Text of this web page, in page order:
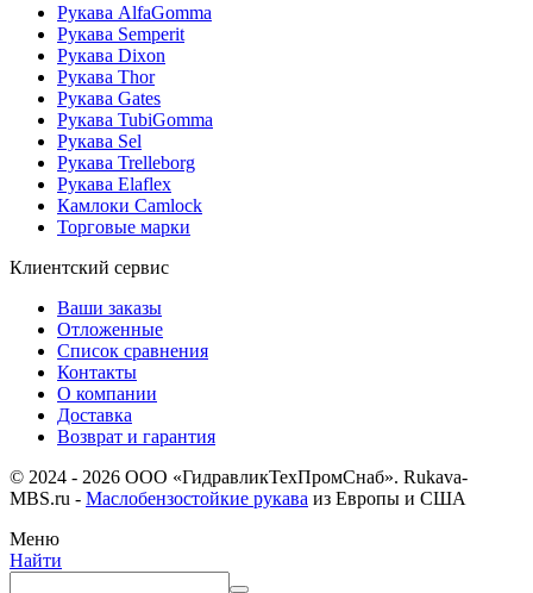
Рукава AlfaGomma
Рукава Semperit
Рукава Dixon
Рукава Thor
Рукава Gates
Рукава TubiGomma
Рукава Sel
Рукава Trelleborg
Рукава Elaflex
Камлоки Camlock
Торговые марки
Клиентский сервис
Ваши заказы
Отложенные
Список сравнения
Контакты
О компании
Доставка
Возврат и гарантия
© 2024 - 2026 ООО «ГидравликТехПромСнаб». Rukava-
MBS.ru - Маслобензостойкие рукава из Европы и США
Меню
Найти